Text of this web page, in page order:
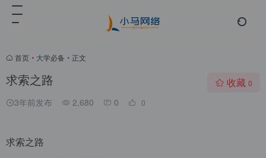
首页 • 大学必备 • 正文
求索之路
3年前发布 2,680 0 0
收藏 0
求索之路